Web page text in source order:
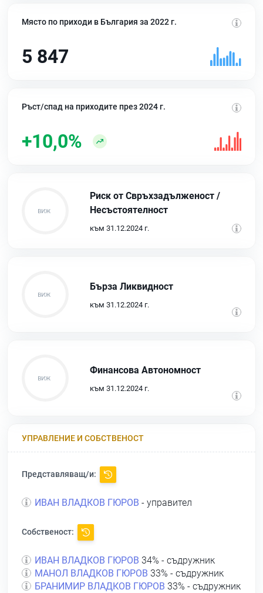
Място по приходи в България за 2022 г.
5 847
Ръст/спад на приходите през 2024 г.
+10,0%
Риск от Свръхзадълженост /
Несъстоятелност
към 31.12.2024 г.
Бърза Ликвидност
към 31.12.2024 г.
Финансова Автономност
към 31.12.2024 г.
УПРАВЛЕНИЕ И СОБСТВЕНОСТ
Представляващ/и:
ИВАН ВЛАДКОВ ГЮРОВ - управител
Собственост:
ИВАН ВЛАДКОВ ГЮРОВ 34% - съдружник
МАНОЛ ВЛАДКОВ ГЮРОВ 33% - съдружник
БРАНИМИР ВЛАДКОВ ГЮРОВ 33% - съдружник